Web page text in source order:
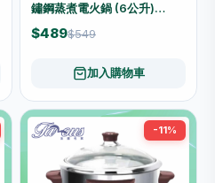
鏽鋼蒸煮電火鍋 (6公升)
CDK-180
$489$549
加入購物車
-11%